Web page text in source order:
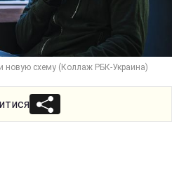
новую схему (Коллаж РБК-Украина)